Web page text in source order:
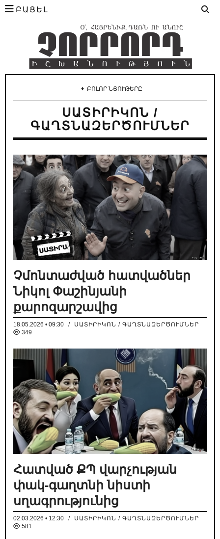
ԲԱՑԵԼ
♦ ԲՈԼՈՐ ՆՅՈՒԹԵՐԸ
ՍԱՏԻՐԻԿՈՆ /
ԳԱՂՏՆԱԶԵՐԾՈՒՄՆԵՐ
Չմոնտաժված հատվածներ
Նիկոլ Փաշինյանի
քարոզարշավից
18.05.2026 • 09:30 /
ՍԱՏԻՐԻԿՈՆ / ԳԱՂՏՆԱԶԵՐԾՈՒՄՆԵՐ
349
Հատված ՔՊ վարչության
փակ-գաղտնի նիստի
սղագրությունից
02.03.2026 • 12:30 /
ՍԱՏԻՐԻԿՈՆ / ԳԱՂՏՆԱԶԵՐԾՈՒՄՆԵՐ
581